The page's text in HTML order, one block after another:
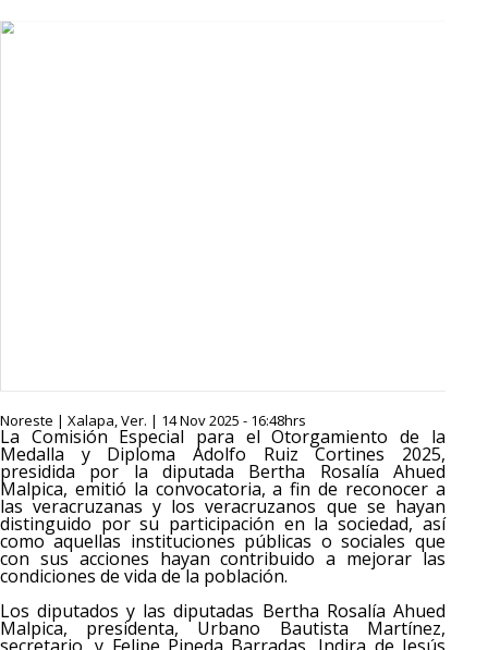
Noreste | Xalapa, Ver. | 14 Nov 2025 - 16:48hrs
La Comisión Especial para el Otorgamiento de la
Medalla y Diploma Adolfo Ruiz Cortines 2025,
presidida por la diputada Bertha Rosalía Ahued
Malpica, emitió la convocatoria, a fin de reconocer a
las veracruzanas y los veracruzanos que se hayan
distinguido por su participación en la sociedad, así
como aquellas instituciones públicas o sociales que
con sus acciones hayan contribuido a mejorar las
condiciones de vida de la población.
Los diputados y las diputadas Bertha Rosalía Ahued
Malpica, presidenta, Urbano Bautista Martínez,